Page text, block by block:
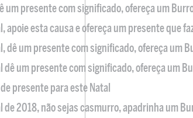
um presente com significado, ofereça um
apoie esta causa e ofereça um presente que
dê um presente com significado, ofereça um
dê um presente com significado, ofereça um
presente para este Natal
de 2018, não sejas casmurro, apadrinha um